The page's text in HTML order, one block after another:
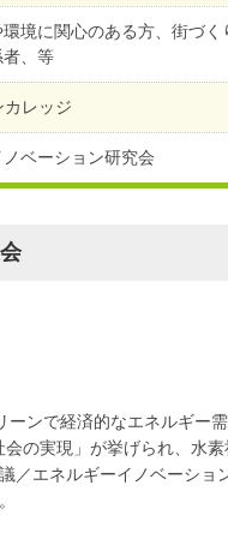
境に関心のある方、街づ
者、等
カレッジ
ベーション研究会
ーンで経済的なエネルギー
の実現」が挙げられ、水
／エネルギーイノベーショ